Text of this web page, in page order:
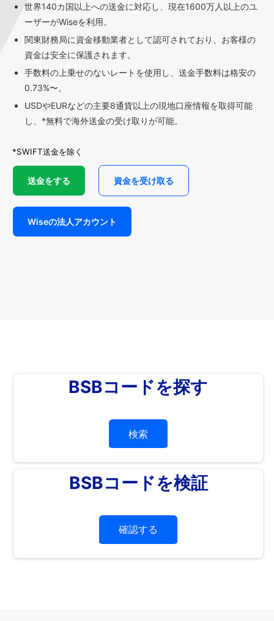
世界140カ国以上への送金に対応し、現在1600万人以上のユ
ーザーがWiseを利用。
関東財務局に資金移動業者として認可されており、お客様の
資金は安全に保護されます。
手数料の上乗せのないレートを使用し、送金手数料は格安の
0.73%〜。
USDやEURなどの主要8通貨以上の現地口座情報を取得可能
し、*無料で海外送金の受け取りが可能。
*SWIFT送金を除く
送金をする 資金を受け取る
Wiseの法人アカウント
BSBコードを探す
検索
BSBコードを検証
確認する